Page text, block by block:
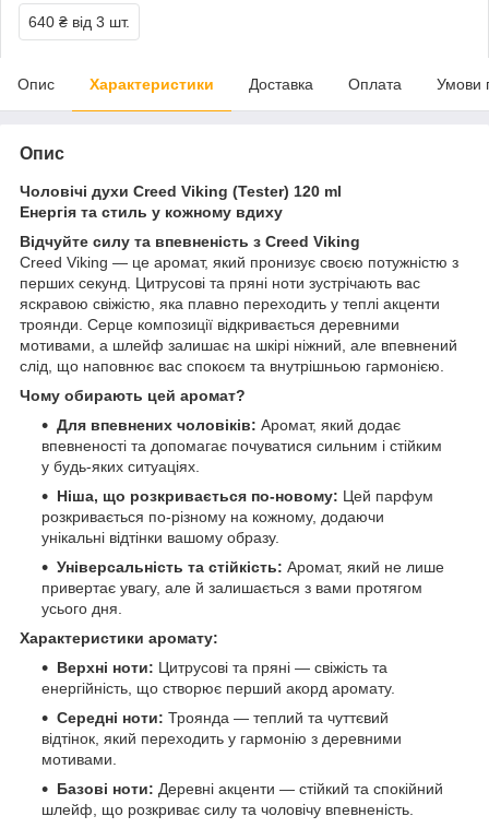
640 ₴ від 3 шт.
Опис Характеристики Доставка Оплата Умови
Опис
Чоловічі духи Creed Viking (Tester) 120 ml
Енергія та стиль у кожному вдиху
Відчуйте силу та впевненість з Creed Viking
Creed Viking — це аромат, який пронизує своєю потужністю з
перших секунд. Цитрусові та пряні ноти зустрічають вас
яскравою свіжістю, яка плавно переходить у теплі акценти
троянди. Серце композиції відкривається деревними
мотивами, а шлейф залишає на шкірі ніжний, але впевнений
слід, що наповнює вас спокоєм та внутрішньою гармонією.
Чому обирають цей аромат?
Для впевнених чоловіків: Аромат, який додає
впевненості та допомагає почуватися сильним і стійким
у будь-яких ситуаціях.
Ніша, що розкривається по-новому: Цей парфум
розкривається по-різному на кожному, додаючи
унікальні відтінки вашому образу.
Універсальність та стійкість: Аромат, який не лише
привертає увагу, але й залишається з вами протягом
усього дня.
Характеристики аромату:
Верхні ноти: Цитрусові та пряні — свіжість та
енергійність, що створює перший акорд аромату.
Середні ноти: Троянда — теплий та чуттєвий
відтінок, який переходить у гармонію з деревними
мотивами.
Базові ноти: Деревні акценти — стійкий та спокійний
шлейф, що розкриває силу та чоловічу впевненість.